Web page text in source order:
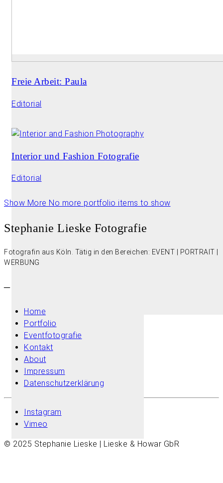
Freie Arbeit: Paula
Editorial
Interior und Fashion Fotografie
Editorial
Show More No more portfolio items to show
Stephanie Lieske Fotografie
Fotografin aus Köln. Tätig in den Bereichen: EVENT | PORTRAIT |
WERBUNG
–
Home
Portfolio
Eventfotografie
Kontakt
About
Impressum
Datenschutzerklärung
Instagram
Vimeo
© 2025 Stephanie Lieske | Lieske & Howar GbR